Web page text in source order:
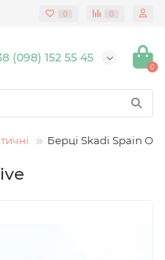
0 0
(098) 152 55 45
0
Берці Skadi Spain